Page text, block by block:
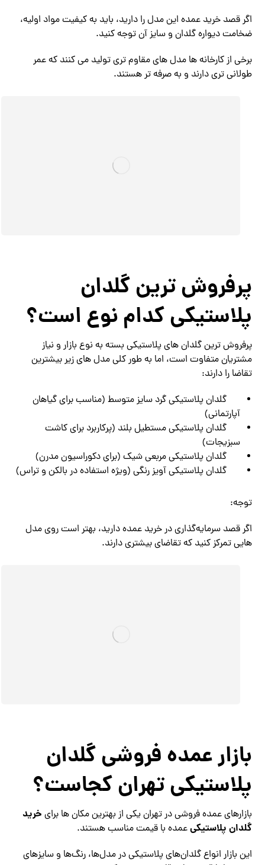
اگر قصد خرید عمده این مدل را دارید، باید به کیفیت مواد اولیه،
ضخامت دیواره گلدان و سایز آن توجه کنید.
برخی از کارخانه ها مدل های مقاوم تری تولید می کنند که عمر
طولانی تری دارند و به صرفه تر هستند.
پرفروش ترین گلدان
پلاستیکی کدام نوع است؟
پرفروش ترین گلدان های پلاستیکی بسته به نوع بازار و نیاز
مشتریان متفاوت است، اما به طور کلی مدل های زیر بیشترین
تقاضا را دارند:
گلدان پلاستیکی گرد سایز متوسط (مناسب برای گیاهان
آپارتمانی)
گلدان پلاستیکی مستطیل بلند (پرکاربرد برای کاشت
سبزیجات)
گلدان پلاستیکی مربعی شیک (برای دکوراسیون مدرن)
گلدان پلاستیکی آویز رنگی (ویژه استفاده در بالکن و تراس)
توجه:
اگر قصد سرمایه‌گذاری در خرید عمده دارید، بهتر است روی مدل
هایی تمرکز کنید که تقاضای بیشتری دارند.
بازار عمده فروشی گلدان
پلاستیکی تهران کجاست؟
بازارهای عمده فروشی در تهران یکی از بهترین مکان ها برای خرید
گلدان پلاستیکیعمده با قیمت مناسب هستند.
این بازار انواع گلدان‌های پلاستیکی در مدل‌ها، رنگ‌ها و سایزهای